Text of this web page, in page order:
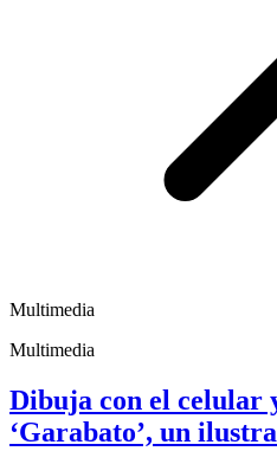
Multimedia
Multimedia
Dibuja con el celular
‘Garabato’, un